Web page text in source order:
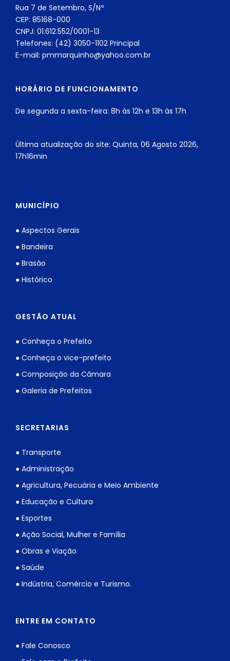
Rua 7 de Setembro, S/Nº
CEP: 85168-000
CNPJ: 01.612.552/0001-13
Telefones: (42) 3050-1102 Principal
E-mail: pmmarquinho@yahoo.com.br
HORÁRIO DE FUNCIONAMENTO
De segunda a sexta-feira: 8h às 12h e 13h às 17h
Última atualização do site: Quinta, 06 Agosto 2026,
17h16min
MUNICÍPIO
● Aspectos Gerais
● Bandeira
● Brasão
● Histórico
GESTÃO ATUAL
● Conheça o Prefeito
● Conheça o vice-prefeito
● Composição da Câmara
● Galeria de Prefeitos
SECRETARIAS
● Transporte
● Administração
● Agricultura, Pecuária e Meio Ambiente
● Educação e Cultura
● Esportes
● Ação Social, Mulher e Família
● Obras e Viação
● Saúde
● Indústria, Comércio e Turismo.
ENTRE EM CONTATO
● Fale Conosco